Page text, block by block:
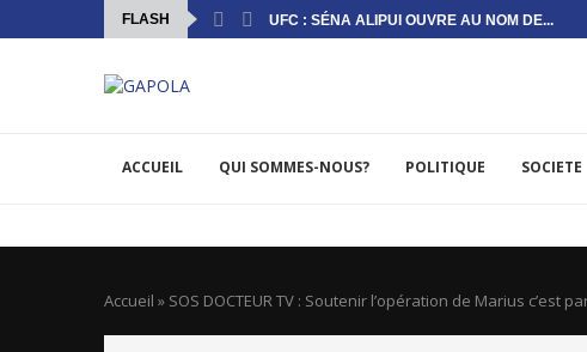
FLASH UFC : SÉNA ALIPUI OUVRE AU NOM DE...
ACCUEIL QUI SOMMES-NOUS? POLITIQUE SOCIETE
Accueil » SOS DOCTEUR TV : Soutenir l’opération de Marius c’est